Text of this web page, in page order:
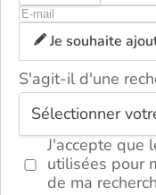
Je souhaite
S'agit-il d'une
J'accepte que
utilisées pour
de ma